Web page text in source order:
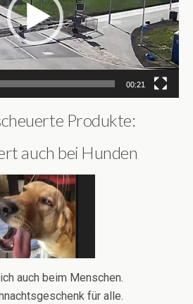
00:21
Produkte:
auch bei Hunden
auch beim Menschen.
für alle.